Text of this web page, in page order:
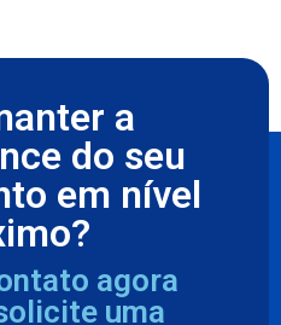
a
do seu
em nível
agora
uma